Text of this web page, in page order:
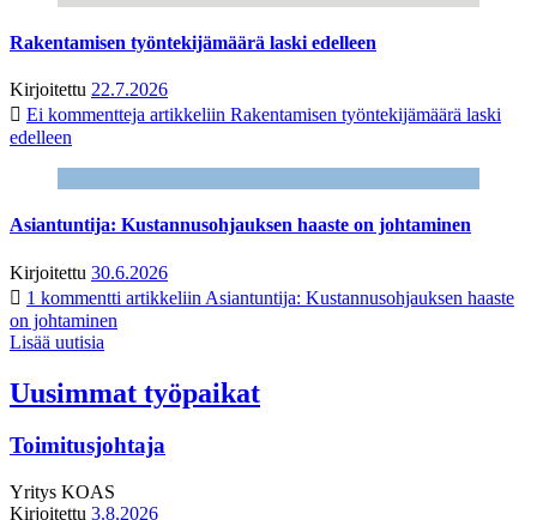
Rakentamisen työntekijämäärä laski edelleen
Kirjoitettu 22.7.2026
Ei kommentteja artikkeliin Rakentamisen työntekijämäärä laski
edelleen
Asiantuntija: Kustannusohjauksen haaste on johtaminen
Kirjoitettu 30.6.2026
1 kommentti artikkeliin Asiantuntija: Kustannusohjauksen haaste
on johtaminen
Lisää uutisia
Uusimmat työpaikat
Toimitusjohtaja
Yritys KOAS
Kirjoitettu 3.8.2026